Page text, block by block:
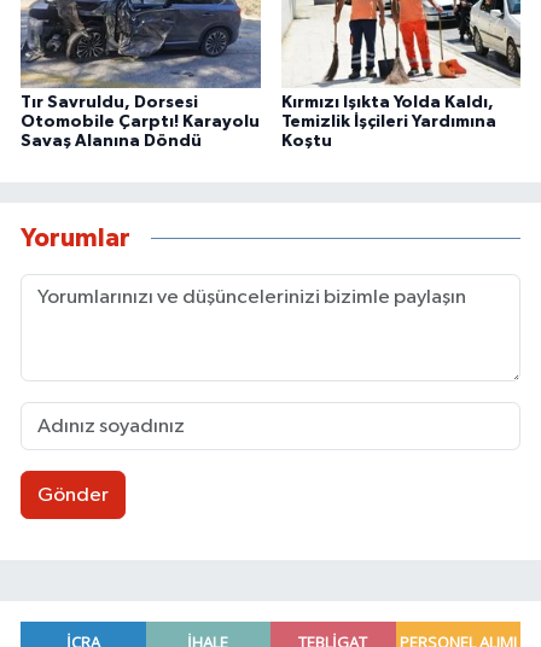
Tır Savruldu, Dorsesi
Otomobile Çarptı! Karayolu
Savaş Alanına Döndü
Kırmızı Işıkta Yolda Kaldı,
Temizlik İşçileri Yardımına
Koştu
Yorumlar
Gönder